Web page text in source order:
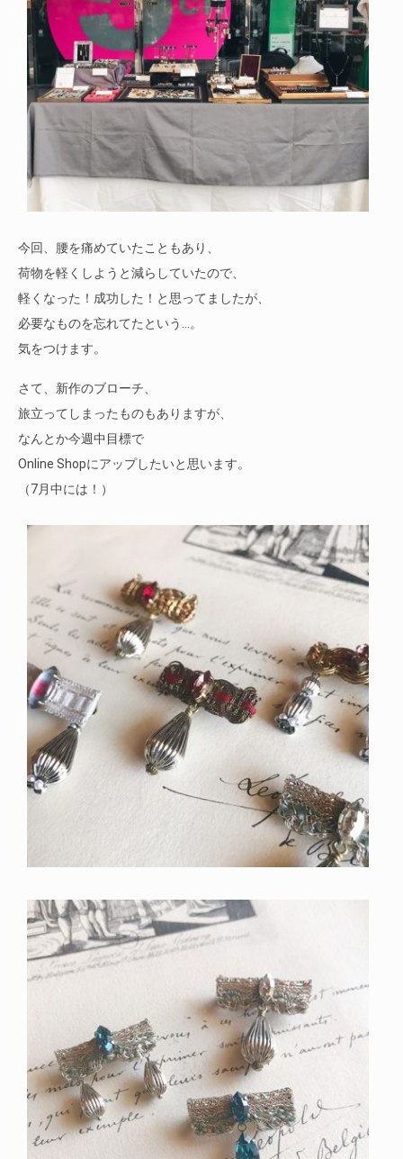
今回、腰を痛めていたこともあり、
荷物を軽くしようと減らしていたので、
軽くなった！成功した！と思ってましたが、
必要なものを忘れてたという…。
気をつけます。
さて、新作のブローチ、
旅立ってしまったものもありますが、
なんとか今週中目標で
Online Shopにアップしたいと思います。
（7月中には！）